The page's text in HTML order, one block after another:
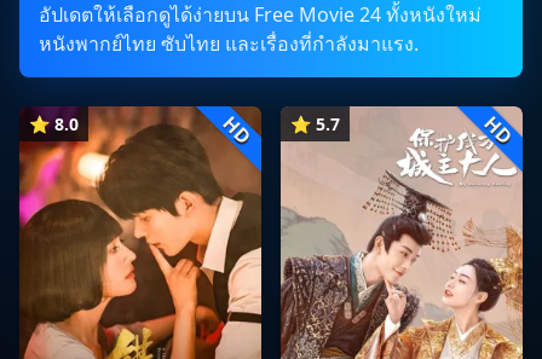
อัปเดตให้เลือกดูได้ง่ายบน Free Movie 24 ทั้งหนังใหม่
หนังพากย์ไทย ซับไทย และเรื่องที่กำลังมาแรง.
⭐ 8.0 HD ⭐ 5.7 HD